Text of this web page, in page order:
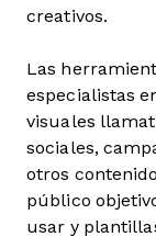
creativos.
Las
especialistas
visuales
sociales,
otros
público
usar y